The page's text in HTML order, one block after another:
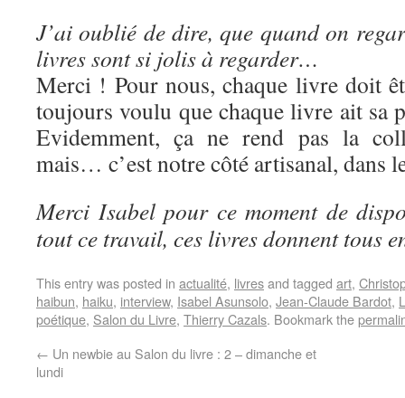
J’ai oublié de dire, que quand on
livres sont si jolis à regarder…
Merci ! Pour nous, chaque livre doit
toujours voulu que chaque livre ait sa
Evidemment, ça ne rend pas la
mais… c’est notre côté artisanal, dans
Merci Isabel pour ce moment de
tout ce travail, ces livres donnent tous
This entry was posted in actualité, livresand tagged art,
haibun, haiku, interview, Isabel Asunsolo, Jean-Claude Bardot,
poétique, Salon du Livre, Thierry Cazals. Bookmark the
← Un newbie au Salon du livre : 2 – dimanche et
lundi